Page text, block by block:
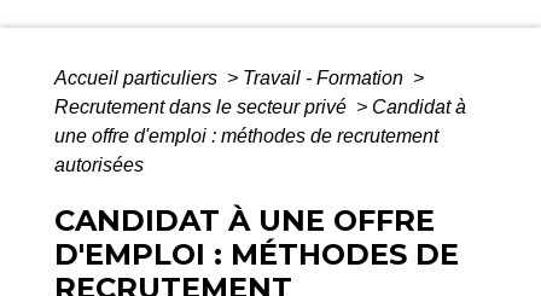
Accueil particuliers > Travail - Formation >
Recrutement dans le secteur privé > Candidat à
une offre d'emploi : méthodes de recrutement
autorisées
CANDIDAT À UNE OFFRE
D'EMPLOI : MÉTHODES DE
RECRUTEMENT